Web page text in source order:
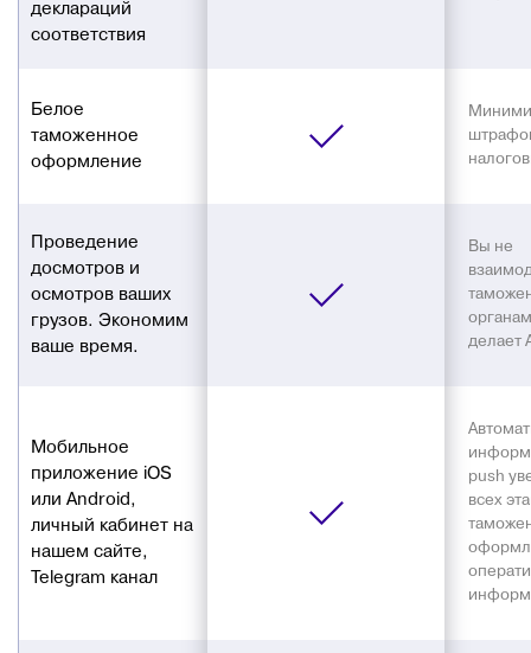
деклараций
соответствия
Белое
таможенное
оформление
Проведение
досмотров и
осмотров ваших
грузов. Экономим
ваше время.
Вы не
делает
Мобильное
приложение iOS
или Android,
личный кабинет на
нашем сайте,
Telegram канал
push
всех